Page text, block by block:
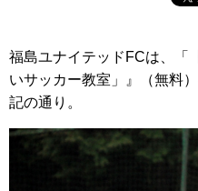
福島ユナイテッドFCは、「
いサッカー教室」』（無料
記の通り。